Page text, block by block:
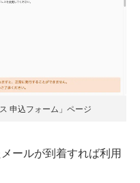
申込フォーム」ページ
ールが到着すれば利用